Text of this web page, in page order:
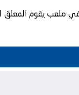
ملعب يقوم المعلق